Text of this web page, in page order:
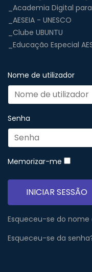
_Academia Digital
_AESEIA - UNESCO
_Clube UBUNTU
_Educação Especial
Nome de utilizador
Senha
Memorizar-me
INICIAR SESSÃO
Esqueceu-se do nome
Esqueceu-se da